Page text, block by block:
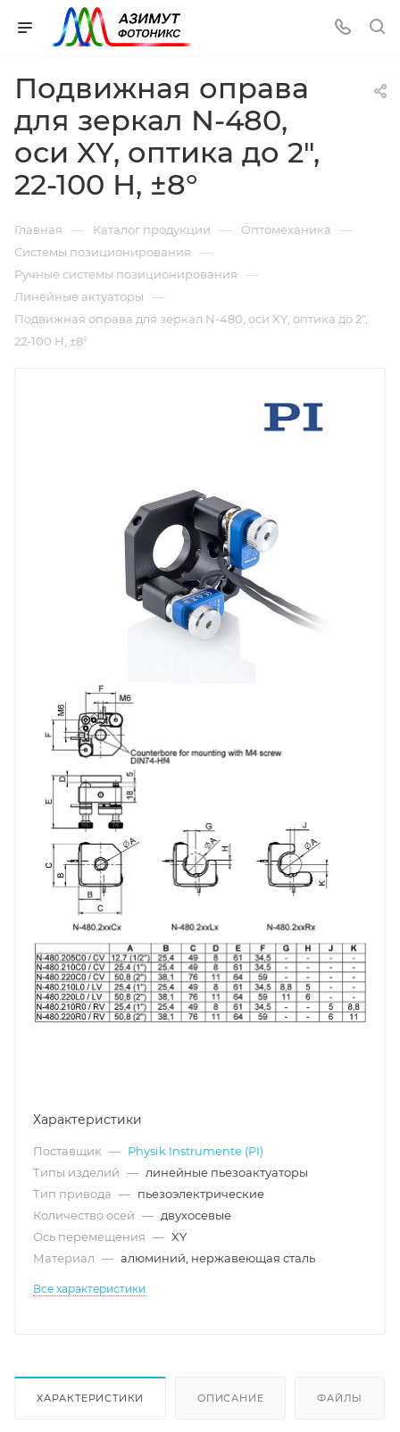
Подвижная оправа
для зеркал N-480,
оси XY, оптика до 2",
22-100 Н, ±8°
Главная — Каталог продукции — Оптомеханика —
Системы позиционирования —
Ручные системы позиционирования —
Линейные актуаторы —
Подвижная оправа для зеркал N-480, оси XY, оптика до 2",
22-100 Н, ±8°
Характеристики
Поставщик — Physik Instrumente (PI)
Типы изделий — линейные пьезоактуаторы
Тип привода — пьезоэлектрические
Количество осей — двухосевые
Ось перемещения — XY
Материал — алюминий, нержавеющая сталь
Все характеристики
ХАРАКТЕРИСТИКИ ОПИСАНИЕ ФАЙЛЫ